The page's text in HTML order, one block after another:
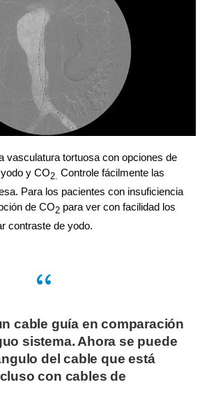
vasculatura tortuosa con opciones de
y CO2.Controle fácilmente las
Para los pacientes con insuficiencia
de CO2 para ver con facilidad los
contraste de yodo.
cable guía en comparación
sistema. Ahora se puede
del cable que está
con cables de